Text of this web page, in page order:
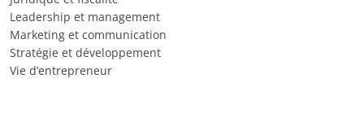
Leadership et management
Marketing et communication
Stratégie et développement
Vie d’entrepreneur